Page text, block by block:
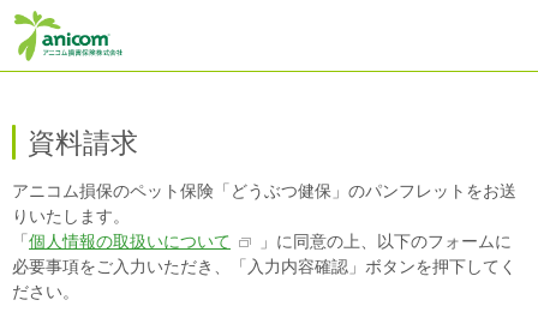
資料請求
アニコム損保のペット保険「どうぶつ健保」のパンフレットをお送
りいたします。
「 個人情報の取扱いについて
」に同意の上、以下のフォームに
必要事項をご入力いただき、「入力内容確認」ボタンを押下してく
ださい。